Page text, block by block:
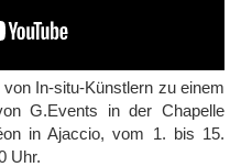
In-situ-Künstlern zu einem
G.Events in der Chapelle
in Ajaccio, vom 1. bis 15.
Uhr.